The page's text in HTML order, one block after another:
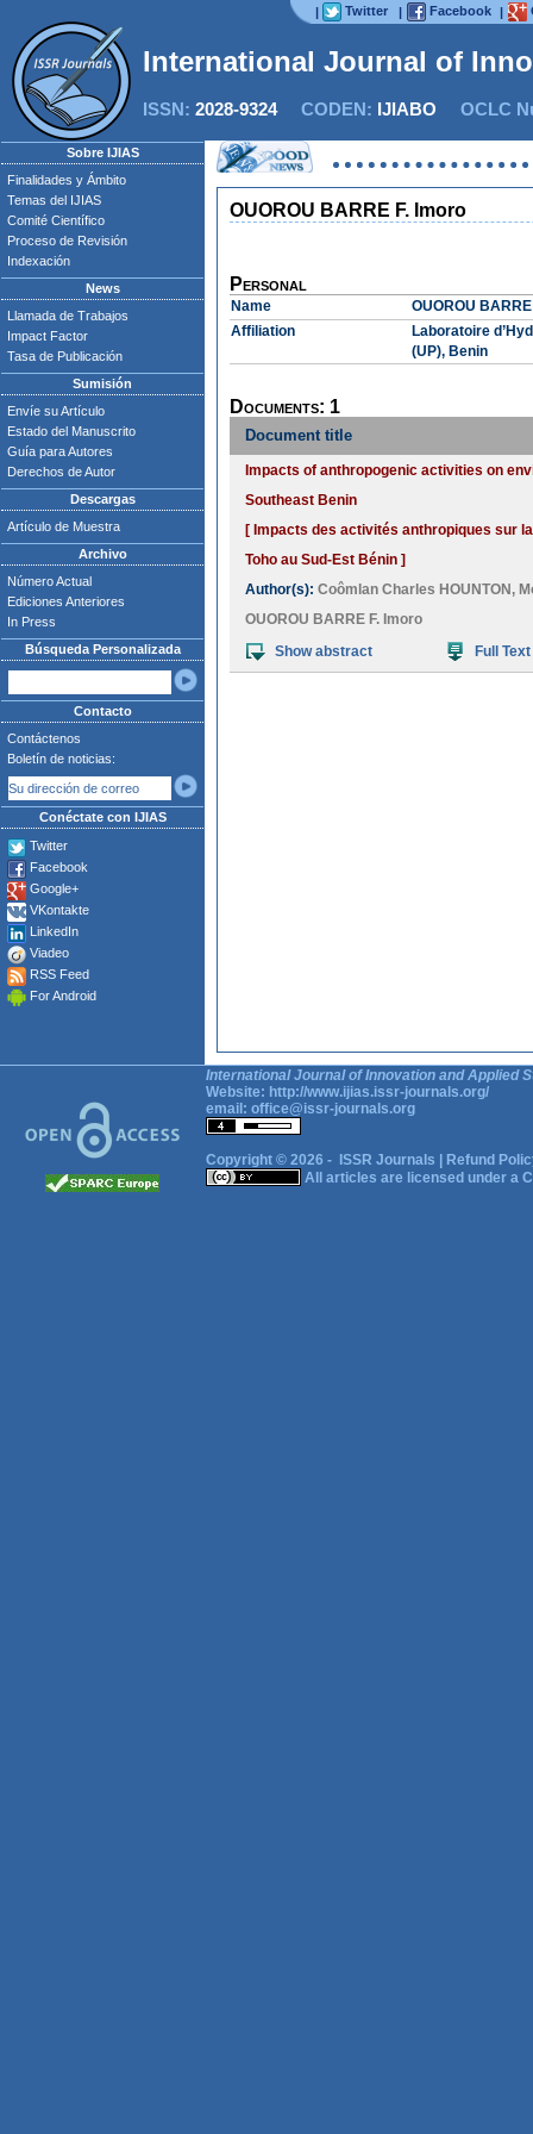
| Twitter | Facebook |
International Journal of
ISSN: 2028-9324CODEN: IJIABO OCLC
Sobre IJIAS
Finalidades y Ámbito
Temas del IJIAS
Comité Científico
Proceso de Revisión
Indexación
News
Llamada de Trabajos
Impact Factor
Tasa de Publicación
Sumisión
Envíe su Artículo
Estado del Manuscrito
Guía para Autores
Derechos de Autor
Descargas
Artículo de Muestra
Archivo
Número Actual
Ediciones Anteriores
In Press
Búsqueda Personalizada
Contacto
Contáctenos
Boletín de noticias:
Conéctate con IJIAS
Twitter
Facebook
Google+
VKontakte
LinkedIn
Viadeo
RSS Feed
For Android
OUOROU BARRE F. Imoro
Personal
Name
OUOROU
Affiliation
Laboratoire
(UP), Benin
Documents: 1
Document title
Impacts of anthropogenic activities on
Southeast Benin
[ Impacts des activités anthropiques sur
Toho au Sud-Est Bénin ]
Author(s): Coômlan Charles HOUNTON ,
OUOROU BARRE F. Imoro
Show abstract
Full Text
International Journal of Innovation and Applied
Website: http://www.ijias.issr-journals.org/
email: office@issr-journals.org
Copyright © 2026 - ISSR Journals
Refund
All articles are licensed under a